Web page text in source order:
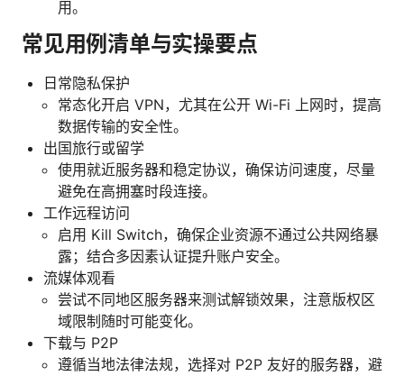
用。
常见用例清单与实操要点
日常隐私保护
常态化开启 VPN，尤其在公开 Wi-Fi 上网时，提高
数据传输的安全性。
出国旅行或留学
使用就近服务器和稳定协议，确保访问速度，尽量
避免在高拥塞时段连接。
工作远程访问
启用 Kill Switch，确保企业资源不通过公共网络暴
露；结合多因素认证提升账户安全。
流媒体观看
尝试不同地区服务器来测试解锁效果，注意版权区
域限制随时可能变化。
下载与 P2P
遵循当地法律法规，选择对 P2P 友好的服务器，避